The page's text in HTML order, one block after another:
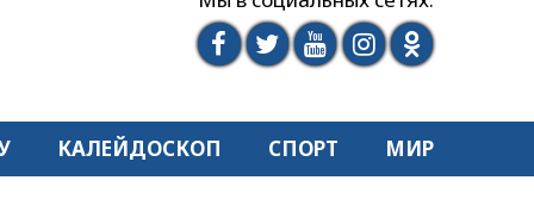
КАЛЕЙДОСКОП СПОРТ МИР